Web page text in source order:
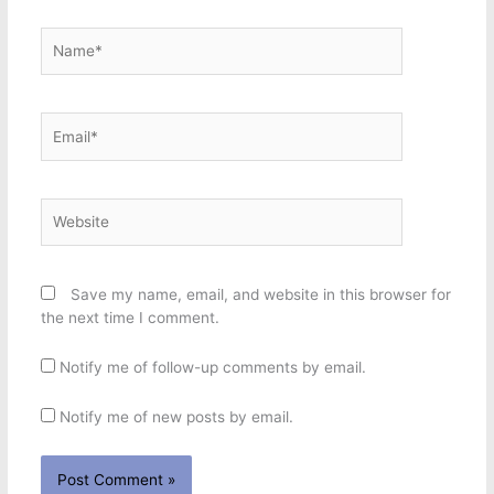
Save my name, email, and website in this browser for
the next time I comment.
Notify me of follow-up comments by email.
Notify me of new posts by email.